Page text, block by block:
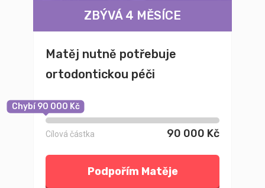
ZBÝVÁ 4 MĚSÍCE
Matěj nutně potřebuje
ortodontickou péči
Chybí 90 000 Kč
Cílová částka 90 000 Kč
Podpořím Matěje